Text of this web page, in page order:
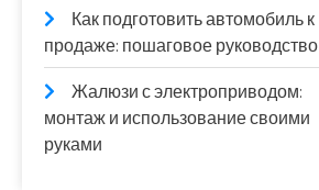
Как подготовить автомобиль к
продаже: пошаговое руководство
Жалюзи с электроприводом:
монтаж и использование своими
руками